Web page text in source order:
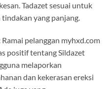
Tadazet sesuai untuk
yang panjang.
Ramai pelanggan myhxd.com
positif tentang Sildazet
melaporkan
dan kekerasan ereksi